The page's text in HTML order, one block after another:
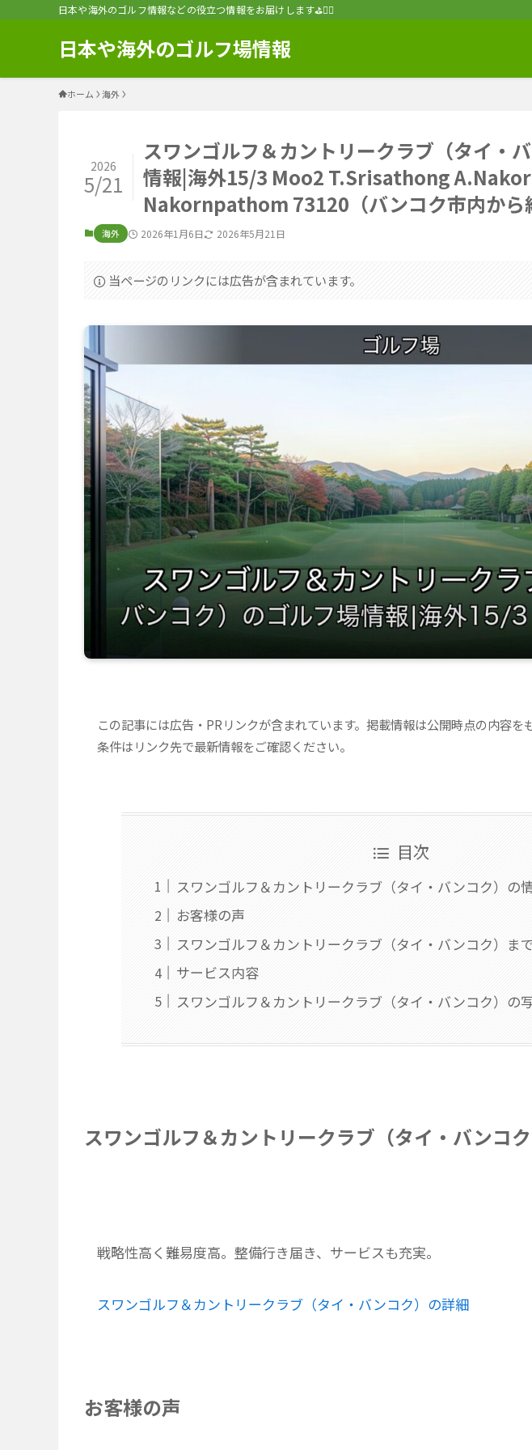
日本や海外のゴルフ情報などの役立つ情報をお届けします⛳️🏌️‍♂️
日本や海外のゴルフ場情報
ホーム 海外
スワンゴルフ＆カントリークラブ（タイ・
情報|海外15/3 Moo2 T.Srisathong
Nakornpathom 73120（バンコク市内から
2026
5/21
海外 2026年1月6日 2026年5月21日
当ページのリンクには広告が含まれています。
この記事には広告・PRリンクが含まれています。掲載情報は公開時点の内容を
条件はリンク先で最新情報をご確認ください。
目次
スワンゴルフ＆カントリークラブ（タイ・バンコク）の
お客様の声
スワンゴルフ＆カントリークラブ（タイ・バンコク）ま
サービス内容
スワンゴルフ＆カントリークラブ（タイ・バンコク）の
スワンゴルフ＆カントリークラブ（タイ・バンコ
戦略性高く難易度高。整備行き届き、サービスも充実。
スワンゴルフ＆カントリークラブ（タイ・バンコク）の詳細
お客様の声